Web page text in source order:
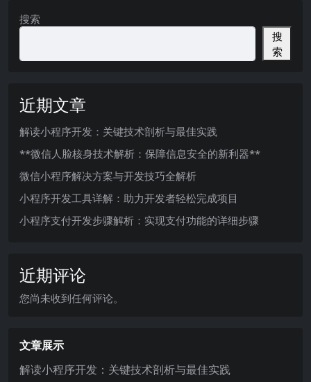
搜索
搜
索
近期文章
解读小程序开发：关键技术剖析与最佳实践
**微信人脸核身技术解析：保障信息安全的新利器**
微信小程序解决方案与开发技巧全解析
小程序开发工具详解：助力开发者轻松完成项目
小程序支付开发步骤解析：实现支付功能的详细步骤
近期评论
您尚未收到任何评论。
文章展示
解读小程序开发：关键技术剖析与最佳实践